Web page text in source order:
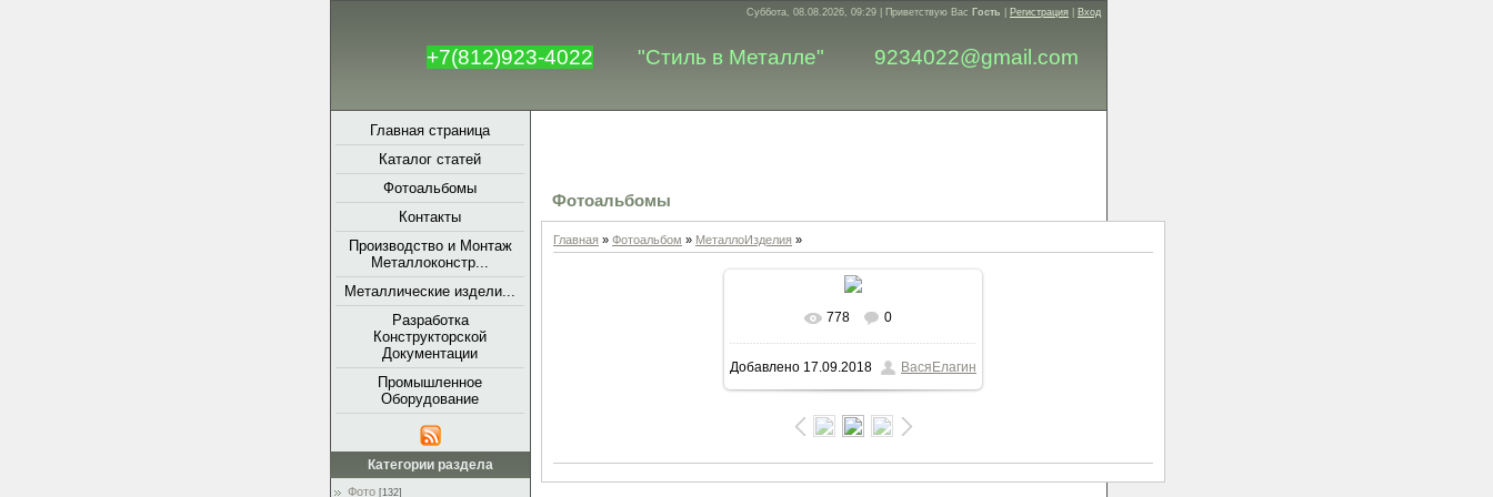
Суббота, 08.08.2026, 09:29 | Приветствую Вас Гость Регистрация Вход
9234022@gmail.com
"Стиль в Металле"
+7(812)923-4022
Главная страница
Каталог статей
Фотоальбомы
Контакты
Производство и Монтаж
Металлоконстр...
Металлические издели...
Разработка
Конструкторской
Документации
Промышленное
Оборудование
Категории раздела
Фото [132]
Фотоальбомы
Главная » Фотоальбом » МеталлоИзделия »
В реальном размере
/ 506.6Kb
778 0
Добавлено 17.09.2018 ВасяЕлагин